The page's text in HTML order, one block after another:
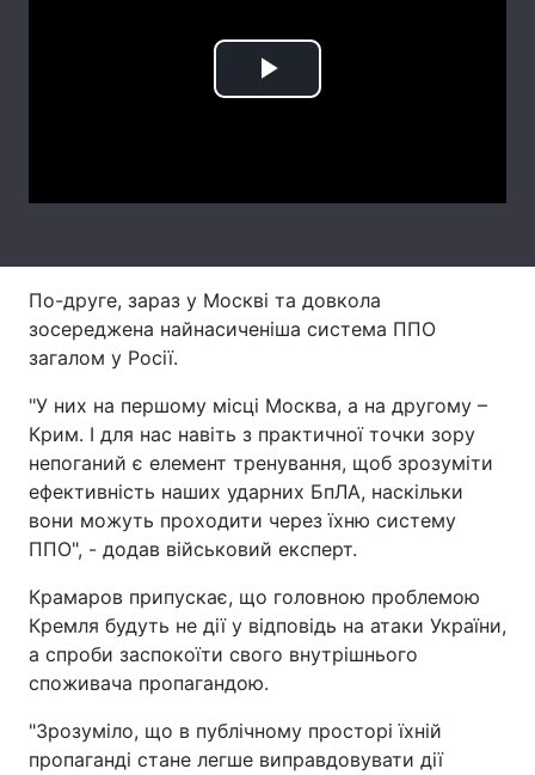
Play
По-друге, зараз у Москві та довкола
зосереджена найнасиченіша система ППО
загалом у Росії.
"У них на першому місці Москва, а на другому –
Крим. І для нас навіть з практичної точки зору
непоганий є елемент тренування, щоб зрозуміти
ефективність наших ударних БпЛА, наскільки
вони можуть проходити через їхню систему
ППО", - додав військовий експерт.
Крамаров припускає, що головною проблемою
Кремля будуть не дії у відповідь на атаки України,
а спроби заспокоїти свого внутрішнього
споживача пропагандою.
"Зрозуміло, що в публічному просторі їхній
пропаганді стане легше виправдовувати дії